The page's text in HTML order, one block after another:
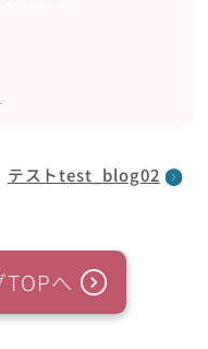
テストtest_blog02
へ